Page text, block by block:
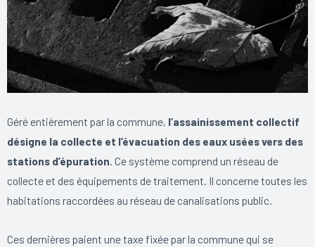
Géré entièrement par la commune, l’assainissement collectif
désigne la collecte et l’évacuation des eaux usées vers des
stations d’épuration. Ce système comprend un réseau de
collecte et des équipements de traitement. Il concerne toutes les
habitations raccordées au réseau de canalisations public.
Ces dernières paient une taxe fixée par la commune qui se